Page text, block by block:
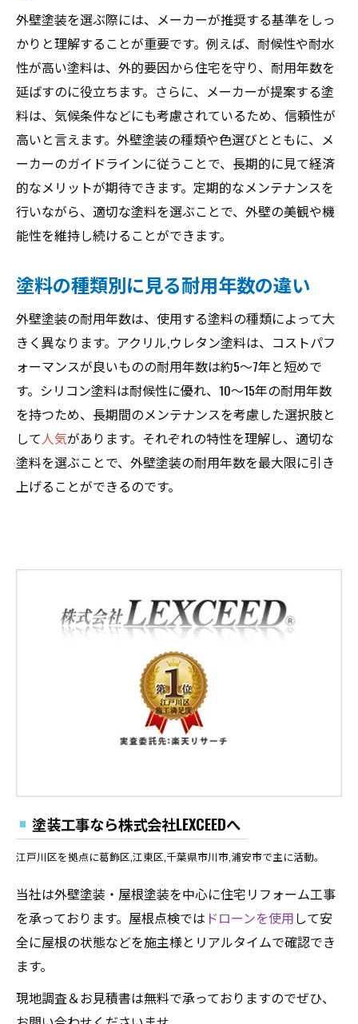
外壁塗装を選ぶ際には、メーカーが推奨する基準をしっ
かりと理解することが重要です。例えば、耐候性や耐水
性が高い塗料は、外的要因から住宅を守り、耐用年数を
延ばすのに役立ちます。さらに、メーカーが提案する塗
料は、気候条件などにも考慮されているため、信頼性が
高いと言えます。外壁塗装の種類や色選びとともに、メ
ーカーのガイドラインに従うことで、長期的に見て経済
的なメリットが期待できます。定期的なメンテナンスを
行いながら、適切な塗料を選ぶことで、外壁の美観や機
能性を維持し続けることができます。
塗料の種類別に見る耐用年数の違い
外壁塗装の耐用年数は、使用する塗料の種類によって大
きく異なります。アクリル,ウレタン塗料は、コストパフ
ォーマンスが良いものの耐用年数は約5〜7年と短めで
す。シリコン塗料は耐候性に優れ、10〜15年の耐用年数
を持つため、長期間のメンテナンスを考慮した選択肢と
して人気があります。それぞれの特性を理解し、適切な
塗料を選ぶことで、外壁塗装の耐用年数を最大限に引き
上げることができるのです。
塗装工事なら株式会社LEXCEEDへ
江戸川区を拠点に葛飾区,江東区,千葉県市川市,浦安市で主に活動。
当社は外壁塗装・屋根塗装を中心に住宅リフォーム工事
を承っております。屋根点検では ドローンを使用して安
全に屋根の状態などを施主様とリアルタイムで確認でき
ます。
現地調査＆お見積書は無料で承っておりますのでぜひ、